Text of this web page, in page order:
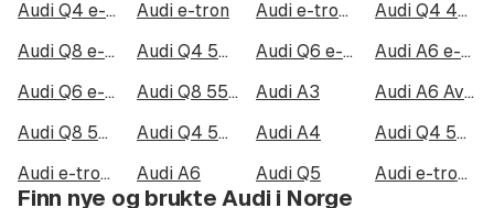
Audi Q4 e-tron Audi e-tron Audi e-tron 55 quattro
Audi Q4 45 e-tron quattro
Audi Q8 e-tron
Audi Q4 50 e-tron quattro Audi Q6 e-tron
Audi A6 e-tron
Audi Q6 e-tron quattro
Audi Q8 55 e-tron quattro Audi A3
Audi A6 Avant e-tron quattro
Audi Q8 50 e-tron quattro
Audi Q4 55 e-tron quattro Audi A4
Audi Q4 50 Sportback e-tron quattro
Audi e-tron 50 quattro
Audi A6 Audi Q5 Audi e-tron Sportback 55 quattro
Finn nye og brukte Audi i Norge